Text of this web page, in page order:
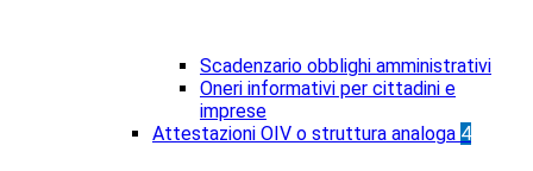
Scadenzario obblighi amministrativi
Oneri informativi per cittadini e
imprese
Attestazioni OIV o struttura analoga 4